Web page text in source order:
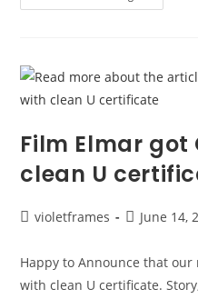
Film Elmar got
clean U
violetframes June 14,
Happy to Announce that our
with clean U certificate.